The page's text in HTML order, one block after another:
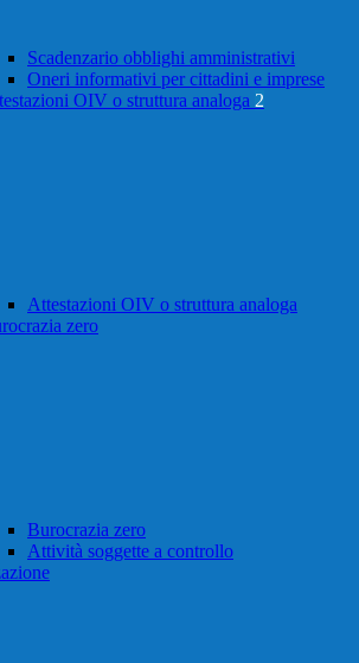
Scadenzario obblighi amministrativi
Oneri informativi per cittadini e imprese
OIV o struttura analoga 2
Attestazioni OIV o struttura analoga
zero
Burocrazia zero
Attività soggette a controllo